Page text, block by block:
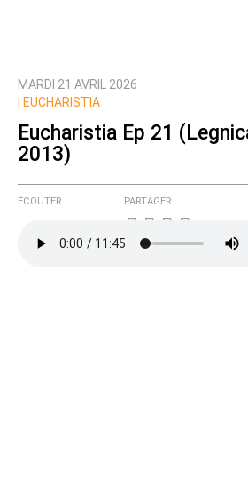
MARDI 21 AVRIL 2026
EUCHARISTIA
Eucharistia Ep 21
2013)
ÉCOUTER PARTAGER